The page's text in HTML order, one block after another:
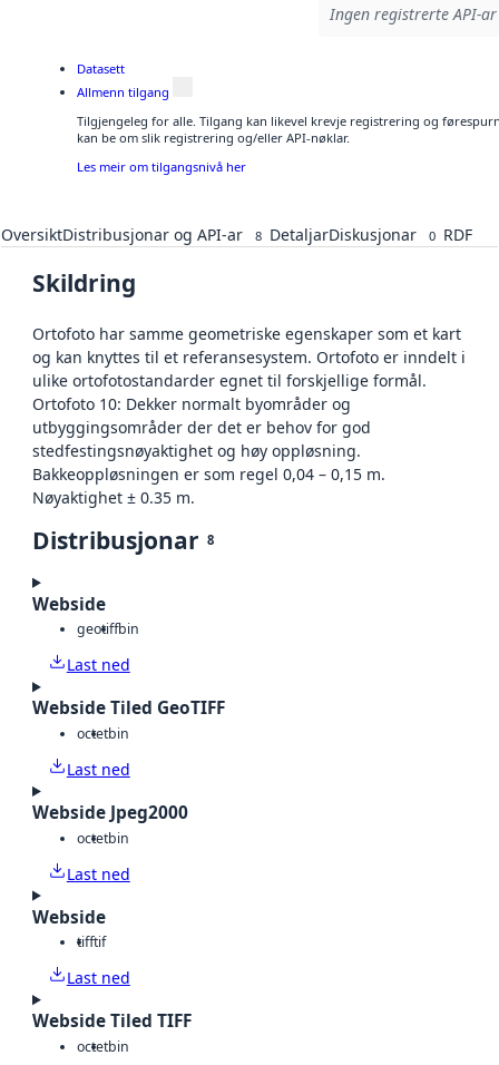
Ingen registrerte API-
Datasett
Allmenn tilgang
Tilgjengeleg for alle. Tilgang kan likevel krevje registrering og
kan be om slik registrering og/eller API-nøklar.
Les meir om tilgangsnivå her
OversiktDistribusjonar og API-ar 8 DetaljarDiskusjonar 0 RDF
Skildring
Ortofoto har samme geometriske egenskaper som et kart
og kan knyttes til et referansesystem. Ortofoto er inndelt i
ulike ortofotostandarder egnet til forskjellige formål.
Ortofoto 10: Dekker normalt byområder og
utbyggingsområder der det er behov for god
stedfestingsnøyaktighet og høy oppløsning.
Bakkeoppløsningen er som regel 0,04 – 0,15 m.
Nøyaktighet ± 0.35 m.
Distribusjonar 8
Webside
geotiffbin
Last ned
Webside Tiled GeoTIFF
octetbin
Last ned
Webside Jpeg2000
octetbin
Last ned
Webside
tifftif
Last ned
Webside Tiled TIFF
octetbin